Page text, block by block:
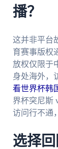
播？
这并非平台
育赛事版权
放权仅限于
身处海外，
看世界杯韩
界杯突尼斯
访问行不通
选择